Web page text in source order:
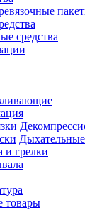
средства
и грелки
товары